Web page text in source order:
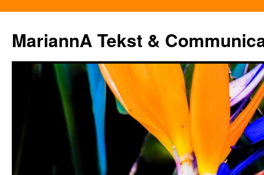
MariannA Tekst &